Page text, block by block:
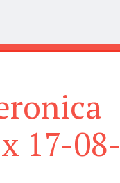
17-08-